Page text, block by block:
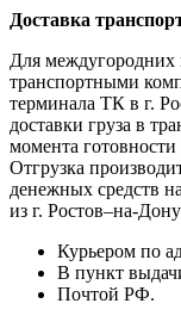
Доставка
Для междугородних
транспортными
терминала ТК в г.
доставки груза в
момента
Отгрузка
денежных средств
из г. Ростов–на-
Курьером по
В пункт
Почтой РФ.